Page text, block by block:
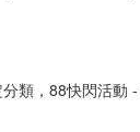
類，88快閃活動